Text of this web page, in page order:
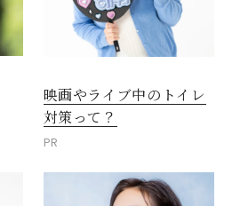
映画やライブ中のトイレ
対策って？
PR